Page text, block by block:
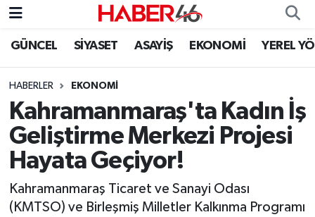
GÜNCEL SİYASET ASAYİŞ EKONOMİ YEREL
HABERLER EKONOMI
Kahramanmaraş'ta Kadın İş
Geliştirme Merkezi Projesi
Hayata Geçiyor!
Kahramanmaraş Ticaret ve Sanayi Odası
(KMTSO) ve Birleşmiş Milletler Kalkınma Programı
GÜNCEL
SİYASET
EKONOMİ
SPOR
YAŞAM
Nöbetçi Eczaneler
Hava Durumu
Kahramanmaraş Namaz Vakitleri
Trafik Durumu
Süper Lig Puan Durumu ve Fikstür